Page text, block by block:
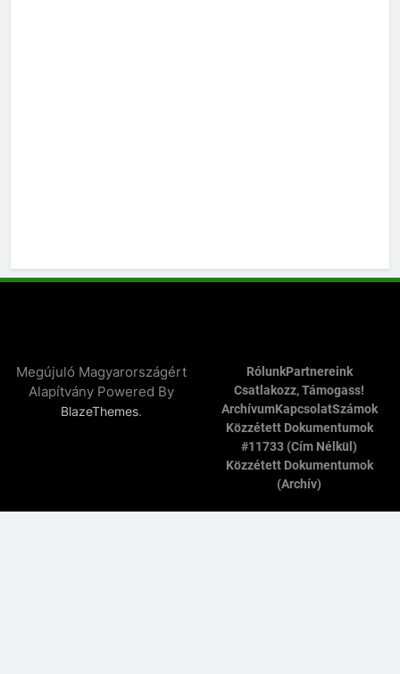
Megújuló Magyarországért
Alapítvány Powered By
BlazeThemes.
RólunkPartnereink
Csatlakozz, Támogass!
ArchívumKapcsolatSzámok
Közzétett Dokumentumok
#11733 (cím Nélkül)
Közzétett Dokumentumok
(archív)